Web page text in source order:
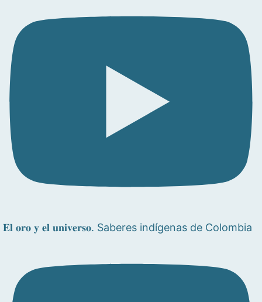
𝐄𝐥 𝐨𝐫𝐨 𝐲 𝐞𝐥 𝐮𝐧𝐢𝐯𝐞𝐫𝐬𝐨. Saberes indígenas de Colombia